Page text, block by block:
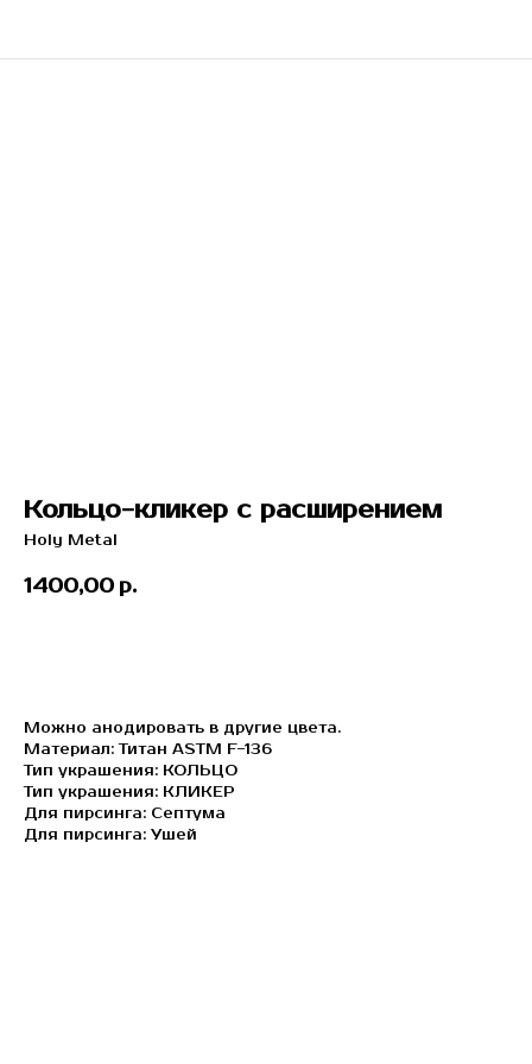
Кольцо-кликер с расширением
Holy Metal
1400,00 р.
Можно анодировать в другие цвета.
Материал: Титан ASTM F-136
Тип украшения: КОЛЬЦО
Тип украшения: КЛИКЕР
Для пирсинга: Септума
Для пирсинга: Ушей